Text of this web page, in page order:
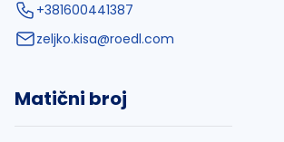
+381600441387
zeljko.kisa@roedl.com
Matični broj